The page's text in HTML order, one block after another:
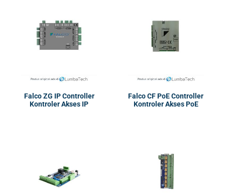
Falco ZG IP Controller
Kontroler Akses IP
Falco CF PoE Controller
Kontroler Akses PoE